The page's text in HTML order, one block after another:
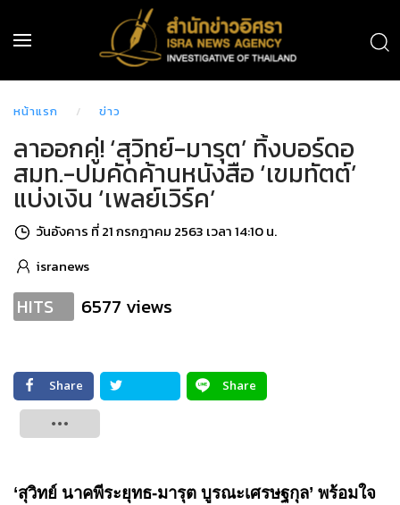
หน้าแรก ข่าว
ลาออกคู่! ‘สุวิทย์-มารุต’ ทิ้งบอร์ดอ
สมท.-ปมคัดค้านหนังสือ ‘เขมทัตต์’
แบ่งเงิน ‘เพลย์เวิร์ค’
วันอังคาร ที่ 21 กรกฎาคม 2563 เวลา 14:10 น.
isranews
HITS 6577 views
Share
Share
‘สุวิทย์ นาคพีระยุทธ-มารุต บูรณะเศรษฐกุล’ พร้อมใจ